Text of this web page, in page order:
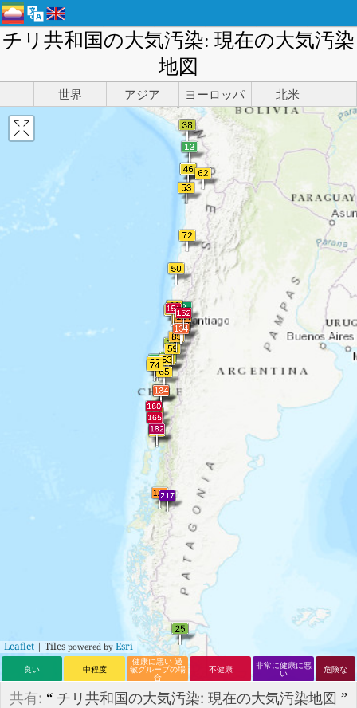
チリ共和国の大気汚染: 現在の大気汚染
地図
世界 アジア ヨーロッパ 北米
Leaflet | Tiles powered by Esri
良い 中程度
健康に悪い 過
敏グループの場
合
不健康 非常に健康に悪
い 危険な
共有: “ チリ共和国の大気汚染: 現在の大気汚染地図 ”